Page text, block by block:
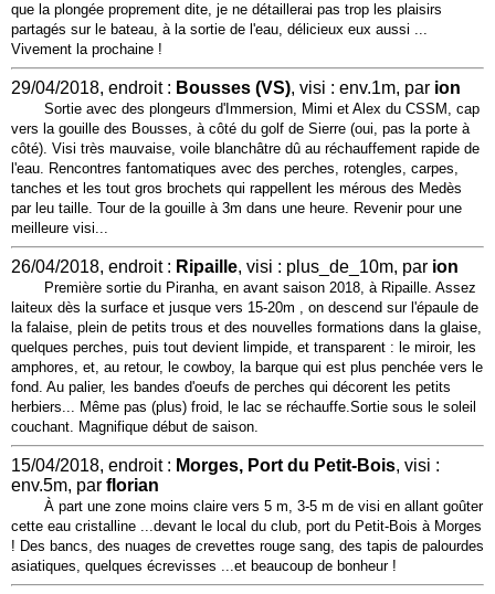
que la plongée proprement dite, je ne détaillerai pas trop les plaisirs
partagés sur le bateau, à la sortie de l'eau, délicieux eux aussi ...
Vivement la prochaine !
29/04/2018, endroit : Bousses (VS), visi : env.1m, par ion
Sortie avec des plongeurs d'Immersion, Mimi et Alex du CSSM, cap
vers la gouille des Bousses, à côté du golf de Sierre (oui, pas la porte à
côté). Visi très mauvaise, voile blanchâtre dû au réchauffement rapide de
l'eau. Rencontres fantomatiques avec des perches, rotengles, carpes,
tanches et les tout gros brochets qui rappellent les mérous des Medès
par leu taille. Tour de la gouille à 3m dans une heure. Revenir pour une
meilleure visi...
26/04/2018, endroit : Ripaille, visi : plus_de_10m, par ion
Première sortie du Piranha, en avant saison 2018, à Ripaille. Assez
laiteux dès la surface et jusque vers 15-20m , on descend sur l'épaule de
la falaise, plein de petits trous et des nouvelles formations dans la glaise,
quelques perches, puis tout devient limpide, et transparent : le miroir, les
amphores, et, au retour, le cowboy, la barque qui est plus penchée vers le
fond. Au palier, les bandes d'oeufs de perches qui décorent les petits
herbiers... Même pas (plus) froid, le lac se réchauffe.Sortie sous le soleil
couchant. Magnifique début de saison.
15/04/2018, endroit : Morges, Port du Petit-Bois, visi :
env.5m, par florian
À part une zone moins claire vers 5 m, 3-5 m de visi en allant goûter
cette eau cristalline ...devant le local du club, port du Petit-Bois à Morges
! Des bancs, des nuages de crevettes rouge sang, des tapis de palourdes
asiatiques, quelques écrevisses ...et beaucoup de bonheur !